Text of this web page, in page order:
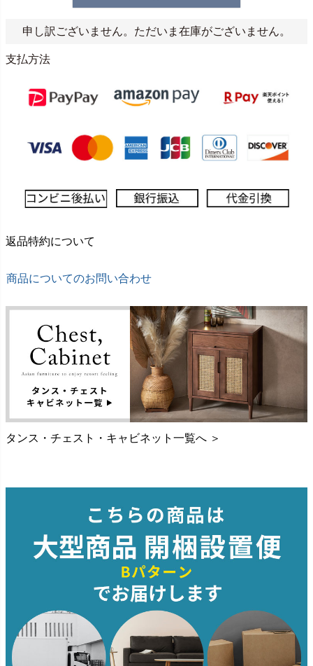
申し訳ございません。ただいま在庫がございません。
支払方法
返品特約について
商品についてのお問い合わせ
タンス・チェスト・キャビネット一覧へ ＞